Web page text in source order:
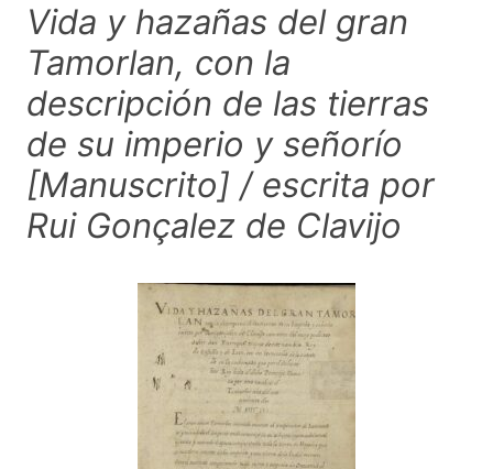
Vida y hazañas del gran
Tamorlan, con la
descripción de las tierras
de su imperio y señorío
[Manuscrito] / escrita por
Rui Gonçalez de Clavijo